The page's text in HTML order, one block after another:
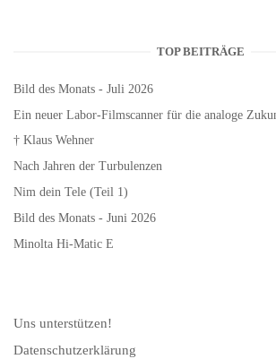
TOP BEITRÄGE
Bild des Monats - Juli 2026
Ein neuer Labor-Filmscanner für die analoge
† Klaus Wehner
Nach Jahren der Turbulenzen
Nim dein Tele (Teil 1)
Bild des Monats - Juni 2026
Minolta Hi-Matic E
Uns unterstützen!
Datenschutzerklärung